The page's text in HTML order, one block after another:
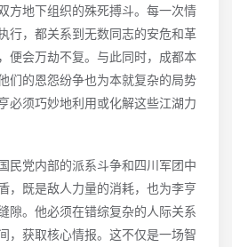
方地下组织的殊死搏斗。每一次情
行，都关系到无数同志的安危和革
便会万劫不复。与此同时，成都本
的恩怨纷争也为本就复杂的局势
必须巧妙地利用或化解这些江湖力
民党内部的派系斗争和四川军团中
，既是敌人力量的消耗，也为李亨
隙。他必须在错综复杂的人际关系
，获取核心情报。这不仅是一场智